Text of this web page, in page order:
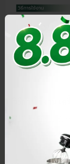
วิธีการใช้งาน
2 กุมภาพันธ์ , 2026